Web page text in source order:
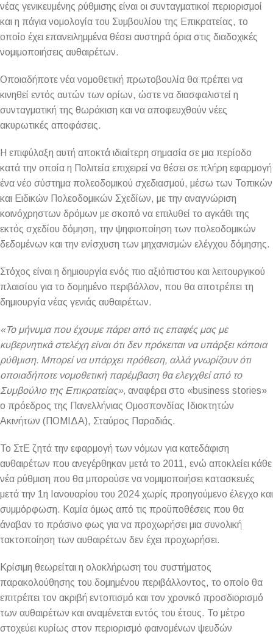
νέας γενικευμένης ρύθμισης είναι οι συνταγματικοί περιορισμοί
και η πάγια νομολογία του Συμβουλίου της Επικρατείας, το
οποίο έχει επανειλημμένα θέσει αυστηρά όρια στις διαδοχικές
νομιμοποιήσεις αυθαιρέτων.
Οποιαδήποτε νέα νομοθετική πρωτοβουλία θα πρέπει να
κινηθεί εντός αυτών των ορίων, ώστε να διασφαλιστεί η
συνταγματική της θωράκιση και να αποφευχθούν νέες
ακυρωτικές αποφάσεις.
Η επιφύλαξη αυτή αποκτά ιδιαίτερη σημασία σε μια περίοδο
κατά την οποία η Πολιτεία επιχειρεί να θέσει σε πλήρη εφαρμογή
ένα νέο σύστημα πολεοδομικού σχεδιασμού, μέσω των Τοπικών
και Ειδικών Πολεοδομικών Σχεδίων, με την αναγνώριση
κοινόχρηστων δρόμων με σκοπό να επιλυθεί το αγκάθι της
εκτός σχεδίου δόμηση, την ψηφιοποίηση των πολεοδομικών
δεδομένων και την ενίσχυση των μηχανισμών ελέγχου δόμησης.
Στόχος είναι η δημιουργία ενός πιο αξιόπιστου και λειτουργικού
πλαισίου για το δομημένο περιβάλλον, που θα αποτρέπει τη
δημιουργία νέας γενιάς αυθαιρέτων.
«Το μήνυμα που έχουμε πάρει από τις επαφές μας με
κυβερνητικά στελέχη είναι ότι δεν πρόκειται να υπάρξει κάποια
ρύθμιση. Μπορεί να υπάρχει πρόθεση, αλλά γνωρίζουν ότι
οποιαδήποτε νομοθετική παρέμβαση θα ελεγχθεί από το
Συμβούλιο της Επικρατείας», αναφέρει στο «business stories»
ο πρόεδρος της Πανελλήνιας Ομοσπονδίας Ιδιοκτητών
Ακινήτων (ΠΟΜΙΔΑ), Σταύρος Παραδιάς.
Το ΣτΕ ζητά την εφαρμογή των νόμων για κατεδάφιση
αυθαιρέτων που ανεγέρθηκαν μετά το 2011, ενώ αποκλείει κάθε
νέα ρύθμιση που θα μπορούσε να νομιμοποιήσει κατασκευές
μετά την 1η Ιανουαρίου του 2024 χωρίς προηγούμενο έλεγχο και
συμμόρφωση. Καμία όμως από τις προϋποθέσεις που θα
άναβαν το πράσινο φως για να προχωρήσει μια συνολική
τακτοποίηση των αυθαιρέτων δεν έχει προχωρήσει.
Κρίσιμη θεωρείται η ολοκλήρωση του συστήματος
παρακολούθησης του δομημένου περιβάλλοντος, το οποίο θα
επιτρέπει τον ακριβή εντοπισμό και τον χρονικό προσδιορισμό
των αυθαιρέτων και αναμένεται εντός του έτους. Το μέτρο
στοχεύει κυρίως στον περιορισμό φαινομένων ψευδών